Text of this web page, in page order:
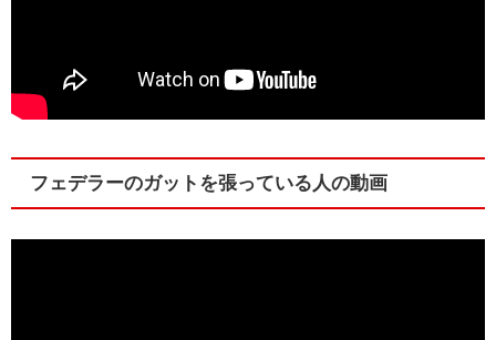
フェデラーのガットを張っている人の動画